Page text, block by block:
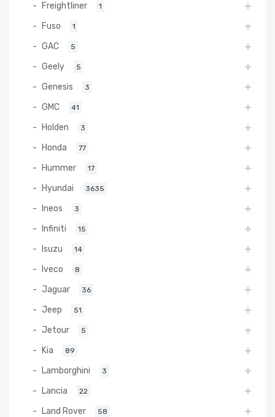
Freightliner 1
Fuso 1
GAC 5
Geely 5
Genesis 3
GMC 41
Holden 3
Honda 77
Hummer 17
Hyundai 3635
Ineos 3
Infiniti 15
Isuzu 14
Iveco 8
Jaguar 36
Jeep 51
Jetour 5
Kia 89
Lamborghini 3
Lancia 22
Land Rover 58